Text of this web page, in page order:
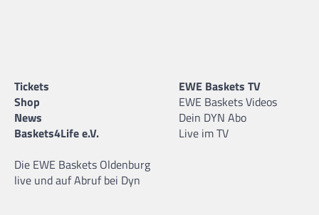
Tickets
Shop
News
Baskets4Life e.V.
Die EWE Baskets Oldenburg
live und auf Abruf bei Dyn
EWE Baskets TV
EWE Baskets Videos
Dein DYN Abo
Live im TV